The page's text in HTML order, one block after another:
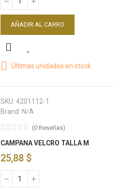
AÑADIR AL CARRO
Últimas unidades en stock
SKU:4201112-1
Brand: N/A
(0 Reseñas)
CAMPANA VELCRO TALLA M
25,88 $